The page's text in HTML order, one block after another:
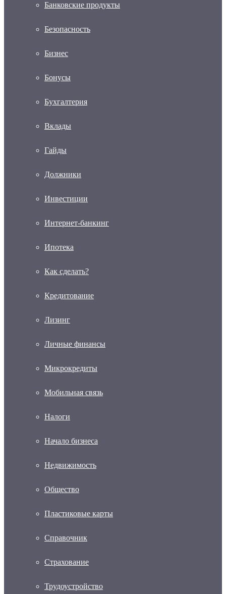
Банковские продукты
Безопасность
Бизнес
Бонусы
Бухгалтерия
Вклады
Гайды
Должники
Инвестиции
Интернет-банкинг
Ипотека
Как сделать?
Кредитование
Лизинг
Личные финансы
Микрокредиты
Мобильная связь
Налоги
Начало бизнеса
Недвижимость
Общество
Пластиковые карты
Справочник
Страхование
Трудоустройство